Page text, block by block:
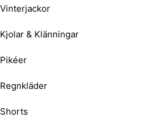
Vinterjackor
Kjolar & Klänningar
Pikéer
Regnkläder
Shorts